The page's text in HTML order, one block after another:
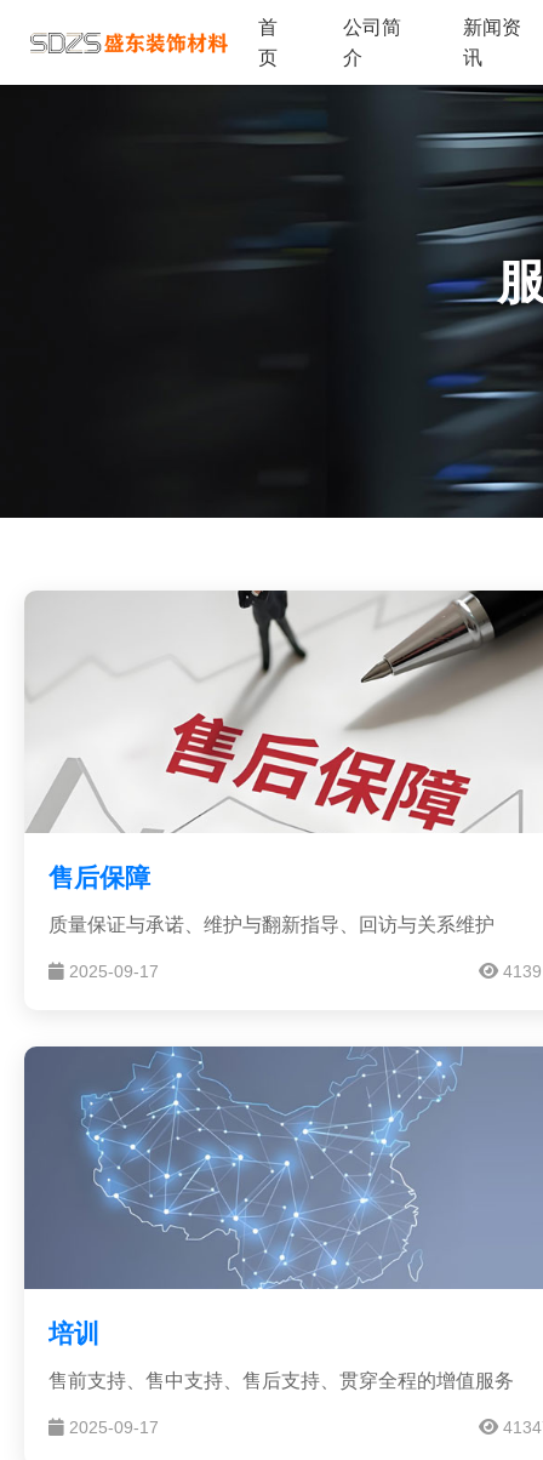
首
页
公司简
介
新闻资
讯
售后保障
质量保证与承诺、维护与翻新指导、回访与关系维护
2025-09-17
培训
售前支持、售中支持、售后支持、贯穿全程的增值服务
2025-09-17